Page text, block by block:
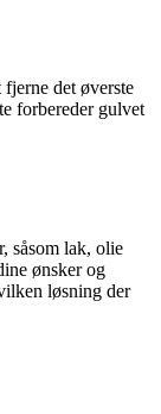
det øverste
forbereder gulvet
såsom lak, olie
ønsker og
løsning der